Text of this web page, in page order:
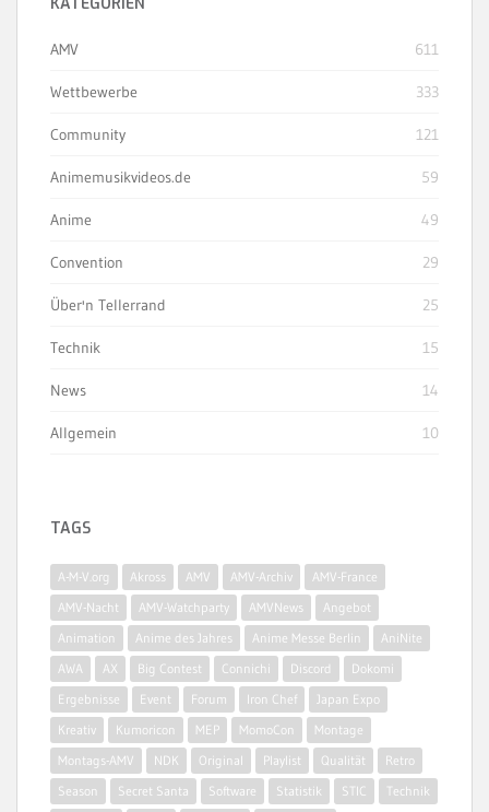
AMV 611
Wettbewerbe 333
Community 121
Animemusikvideos.de 59
Anime 49
Convention 29
Über'n Tellerrand 25
Technik 15
News 14
Allgemein 10
TAGS
A-M-V.org Akross AMV AMV-Archiv
AMV-France
AMV-Nacht
AMV-Watchparty AMVNews
Angebot
Animation
Anime des Jahres Anime Messe Berlin
AniNite
AWA
AX Big Contest Connichi Discord
Dokomi
Ergebnisse
Event Forum Iron Chef
Japan Expo
Kreativ
Kumoricon MEP MomoCon
Montage
Montags-AMV
NDK Original Playlist Qualität
Retro
Season
Secret Santa Software Statistik STIC
Technik